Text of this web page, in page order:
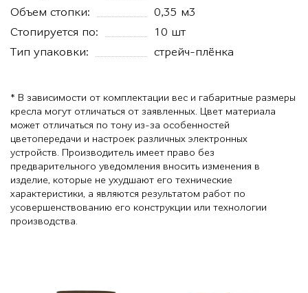
Объем стопки:
0,35 м3
Стопируется по:
10 шт
Тип упаковки:
стрейч-плёнка
* В зависимости от комплектации вес и габаритные размеры
кресла могут отличаться от заявленных. Цвет материала
может отличаться по тону из-за особенностей
цветопередачи и настроек различных электронных
устройств. Производитель имеет право без
предварительного уведомления вносить изменения в
изделие, которые не ухудшают его технические
характеристики, а являются результатом работ по
усовершенствованию его конструкции или технологии
производства.